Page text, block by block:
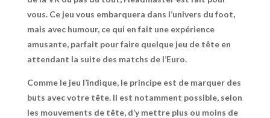
vous. Ce jeu vous embarquera dans l’univers du foot,
mais avec humour, ce qui en fait une expérience
amusante, parfait pour faire quelque jeu de tête en
attendant la suite des matchs de l’Euro.
Comme le jeu l’indique, le principe est de marquer des
buts avec votre tête. Il est notamment possible, selon
les mouvements de tête, d’y mettre plus ou moins de